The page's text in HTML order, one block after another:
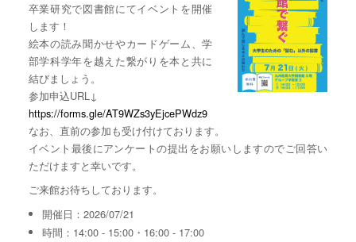
卒業研究で図書館にてイベントを開催
します！
絵本の読み聞かせやカードゲーム、学
部学科学年を越えた繋がりを本と共に
結びましょう。
参加申込URL↓
https://forms.gle/AT9WZs3yEjcePWdz9
なお、直前の参加も受け付けております。
イベント最後にアンケートの提出をお願いしますのでご回答い
ただけますと幸いです。
ご来館お待ちしております。
開催日：2026/07/21
時間：14:00 - 15:00・16:00 - 17:00